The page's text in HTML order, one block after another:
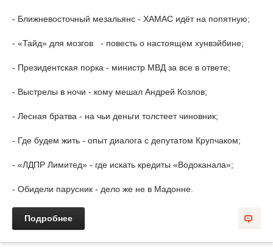
- Ближневосточный мезальянс - ХАМАС идёт на попятную;
- «Тайд» для мозгов - повесть о настоящем хунвэйбине;
- Президентская порка - министр МВД за все в ответе;
- Выстрелы в ночи - кому мешал Андрей Козлов;
- Лесная братва - на чьи деньги толстеет чиновник;
- Где будем жить - опыт диалога с депутатом Крупчаком;
- «ЛДПР Лимитед» - где искать кредиты «Водоканала»;
- Обидели парусник - дело же не в Мадонне.
Подробнее